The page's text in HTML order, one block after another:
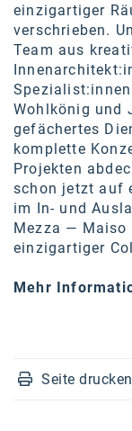
einzigartiger
verschrieben.
Team aus
Wohlkönig und
gefächertes
komplette
Projekten
schon jetzt auf
im In- und
Mezza — Maiso
einzigartiger
Mehr
Seite drucken